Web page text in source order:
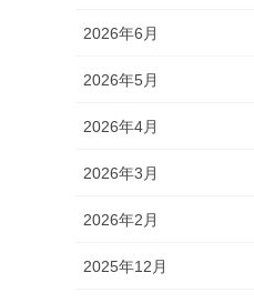
2026年6月
2026年5月
2026年4月
2026年3月
2026年2月
2025年12月